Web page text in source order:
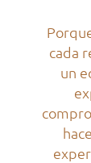
cada
un